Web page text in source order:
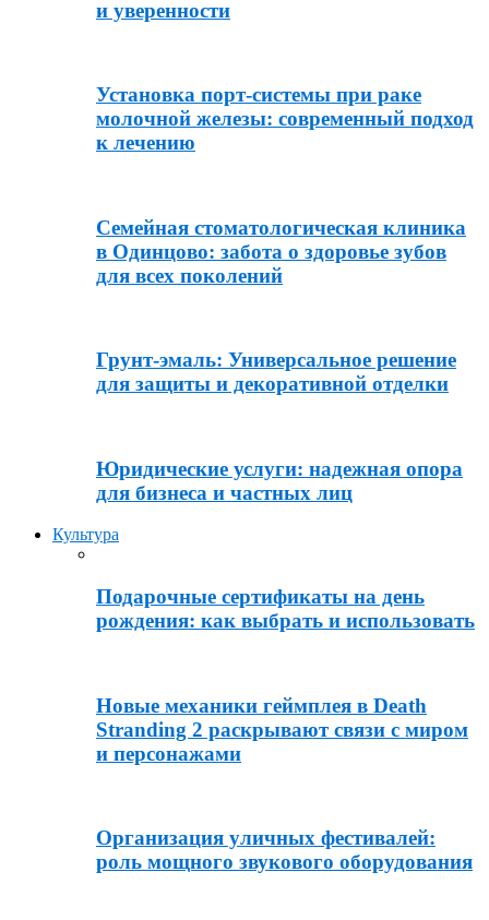
и уверенности
Установка порт-системы при раке
молочной железы: современный подход
к лечению
Семейная стоматологическая клиника
в Одинцово: забота о здоровье зубов
для всех поколений
Грунт-эмаль: Универсальное решение
для защиты и декоративной отделки
Юридические услуги: надежная опора
для бизнеса и частных лиц
Культура
Подарочные сертификаты на день
рождения: как выбрать и использовать
Новые механики геймплея в Death
Stranding 2 раскрывают связи с миром
и персонажами
Организация уличных фестивалей:
роль мощного звукового оборудования